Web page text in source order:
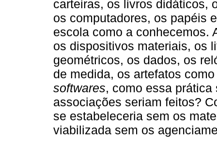
carteiras, os livros didáticos,
os computadores, os papéis
escola como a conhecemos.
os dispositivos materiais, os
geométricos, os dados, os
de medida, os artefatos
softwares, como essa
associações seriam feitos?
se estabeleceria sem os
viabilizada sem os